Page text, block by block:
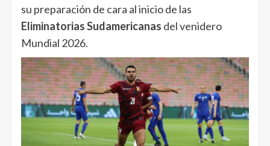
su preparación de cara al inicio de las
Eliminatorias Sudamericanas del venidero
Mundial 2026.